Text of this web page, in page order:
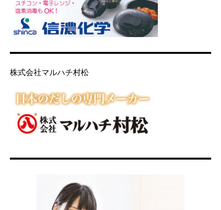
株式会社マルハチ村松